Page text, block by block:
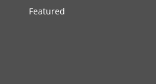
Featured